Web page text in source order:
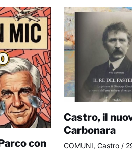
con
Castro, il
Carbonara
COMUNI, Castro /